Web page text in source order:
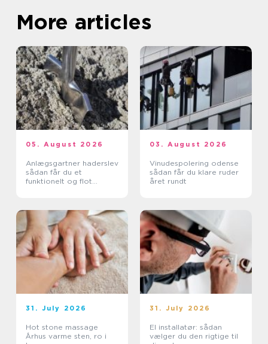
More articles
05. August 2026
Anlægsgartner haderslev
sådan får du et
funktionelt og flot
03. August 2026
Vinudespolering odense
sådan får du klare ruder
året rundt
31. July 2026
Hot stone massage
Århus varme sten, ro i
31. July 2026
El installatør: sådan
vælger du den rigtige til